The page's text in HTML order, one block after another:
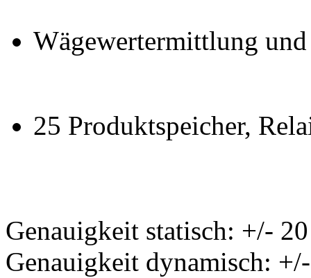
Wägewertermittlung
25 Produktspeicher,
Genauigkeit statisch: +/- 20
Genauigkeit dynamisch: